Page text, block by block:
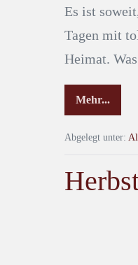
Es ist
Tagen mit
Heimat.
Mehr...
Abgelegt unter: